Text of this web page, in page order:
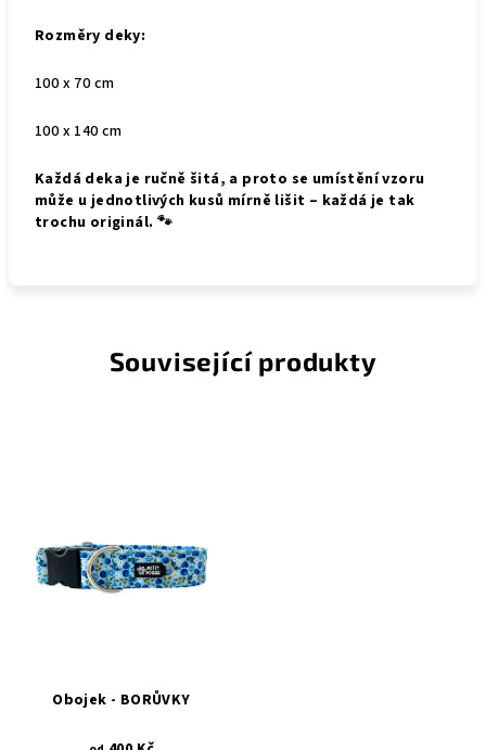
Rozměry deky:
100 x 70 cm
100 x 140 cm
Každá deka je ručně šitá, a proto se umístění vzoru
může u jednotlivých kusů mírně lišit – každá je tak
trochu originál. 🐾
Související produkty
Obojek - BORŮVKY